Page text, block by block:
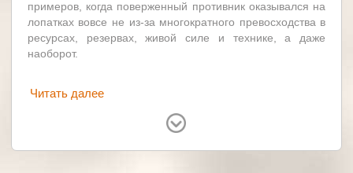
примеров, когда поверженный противник оказывался на
лопатках вовсе не из-за многократного превосходства в
ресурсах, резервах, живой силе и технике, а даже
наоборот.
Читать далее
Германия Израиль Франция Великобритания